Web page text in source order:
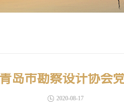
岛市勘察设计协会
2020-08-17